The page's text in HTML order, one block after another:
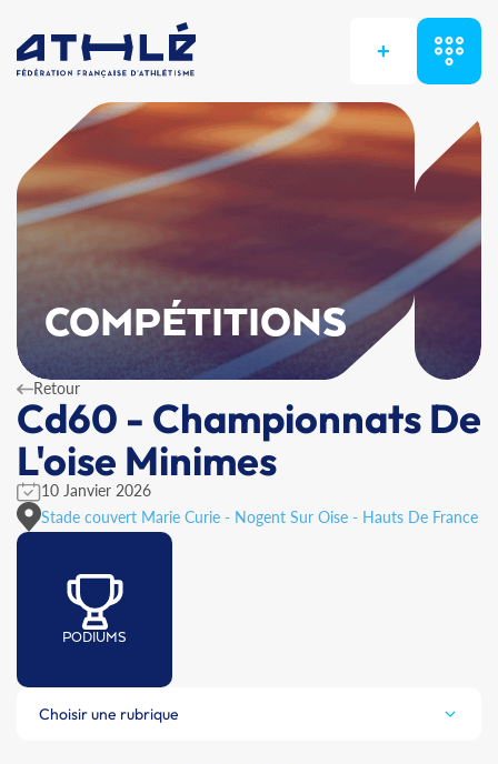
+
COMPÉTITIONS
Retour
Cd60 - Championnats De
L'oise Minimes
10 Janvier 2026
Stade couvert Marie Curie - Nogent Sur Oise - Hauts De France
PODIUMS
Choisir une rubrique